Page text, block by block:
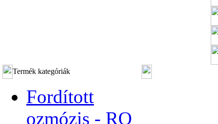
Termék kategóriák
Fordított
ozmózis - RO